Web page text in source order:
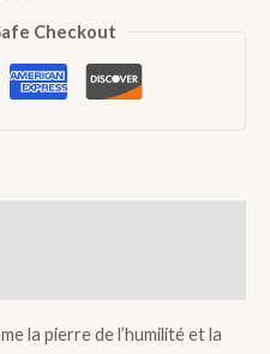
Checkout
la pierre de l’humilité et la